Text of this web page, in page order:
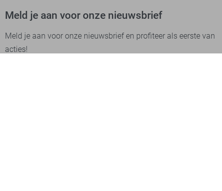
Meld je aan voor onze nieuwsbrief
Meld je aan voor onze nieuwsbrief en profiteer als eerste van
acties!